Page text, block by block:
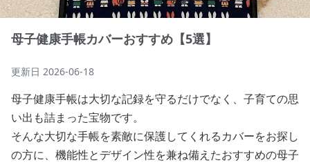
母子健康手帳カバーおすすめ【5選】
更新日 2026-06-18
母子健康手帳は大切な記録を守るだけでなく、子育ての思
い出も詰まった宝物です。
そんな大切な手帳を素敵に保護してくれるカバーをお探し
の方に、機能性とデザイン性を兼ね備えたおすすめの母子